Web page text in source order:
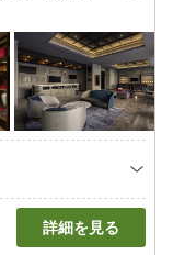
詳細を見る